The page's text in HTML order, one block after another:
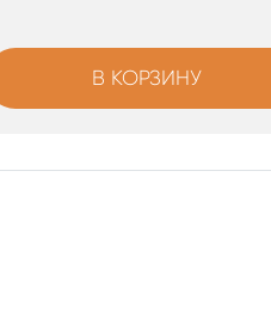
В КОРЗИНУ